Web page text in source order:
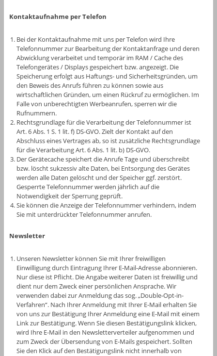
Kontaktaufnahme per Telefon
Bei der Kontaktaufnahme mit uns per Telefon wird Ihre
Telefonnummer zur Bearbeitung der Kontaktanfrage und deren
Abwicklung verarbeitet und temporär im RAM / Cache des
Telefongerätes / Displays gespeichert bzw. angezeigt. Die
Speicherung erfolgt aus Haftungs- und Sicherheitsgründen, um
den Beweis des Anrufs führen zu können sowie aus
wirtschaftlichen Gründen, um einen Rückruf zu ermöglichen. Im
Falle von unberechtigten Werbeanrufen, sperren wir die
Rufnummern.
Rechtsgrundlage für die Verarbeitung der Telefonnummer ist
Art. 6 Abs. 1 S. 1 lit. f) DS-GVO. Zielt der Kontakt auf den
Abschluss eines Vertrages ab, so ist zusätzliche Rechtsgrundlage
für die Verarbeitung Art. 6 Abs. 1 lit. b) DS-GVO.
Der Gerätecache speichert die Anrufe Tage und überschreibt
bzw. löscht sukzessiv alte Daten, bei Entsorgung des Gerätes
werden alle Daten gelöscht und der Speicher ggf. zerstört.
Gesperrte Telefonnummer werden jährlich auf die
Notwendigkeit der Sperrung geprüft.
Sie können die Anzeige der Telefonnummer verhindern, indem
Sie mit unterdrückter Telefonnummer anrufen.
Newsletter
Unseren Newsletter können Sie mit Ihrer freiwilligen
Einwilligung durch Eintragung Ihrer E-Mail-Adresse abonnieren.
Nur diese ist Pflicht. Die Angabe weiterer Daten ist freiwillig und
dient nur dem Zweck einer persönlichen Ansprache. Wir
verwenden dabei zur Anmeldung das sog. „Double-Opt-in-
Verfahren“. Nach Ihrer Anmeldung mit Ihrer E-Mail erhalten Sie
von uns zur Bestätigung Ihrer Anmeldung eine E-Mail mit einem
Link zur Bestätigung. Wenn Sie diesen Bestätigungslink klicken,
wird Ihre E-Mail in den Newsletterverteiler aufgenommen und
zum Zweck der Übersendung von E-Mails gespeichert. Sollten
Sie den Klick auf den Bestätigungslink nicht innerhalb von